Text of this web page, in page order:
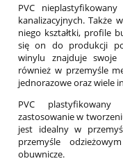
PVC
kanalizacyjnych. Także
niego kształtki, profile
się on do produkcji
winylu znajduje swoje
również w przemyśle
jednorazowe oraz wiele
PVC
zastosowanie w
jest idealny w
przemyśle
obuwnicze.